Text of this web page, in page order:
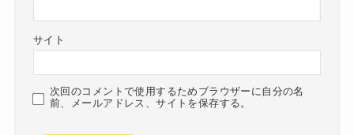
サイト
次回のコメントで使用するためブラウザーに自分の名
前、メールアドレス、サイトを保存する。